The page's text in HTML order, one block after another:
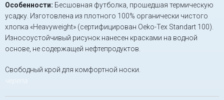
Особенности: Бесшовная футболка, прошедшая термическую
усадку. Изготовлена из плотного 100% органически чистого
хлопка «Heavyweight» (сертифицирован Oeko-Tex Standart 100).
Износоустойчивый рисунок нанесен красками на водной
основе, не содержащей нефтепродуктов.
Свободный крой для комфортной носки.
черепа